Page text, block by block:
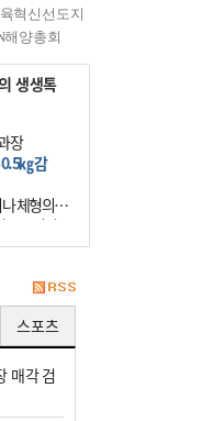
혁신선도지
해양총회
생생톡
장
㎏ 감
체형의 문
으로 인지
다. 세계
스포츠
매각 검